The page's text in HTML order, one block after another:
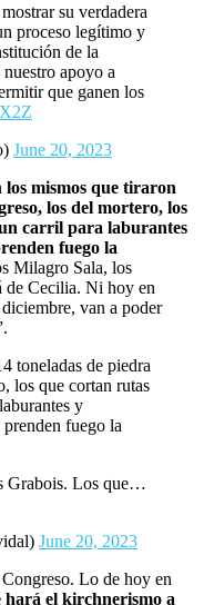
su verdadera
proceso legítimo y
de la
apoyo a
que ganen los
June 20, 2023
los mismos que tiraron
los del mortero, los
carril para laburantes
fuego la
Milagro Sala, los
de Cecilia. Ni hoy en
van a poder
toneladas de piedra
los que cortan rutas
y
fuego la
Grabois. Los que…
June 20, 2023
Lo de hoy en
hará el kirchnerismo a